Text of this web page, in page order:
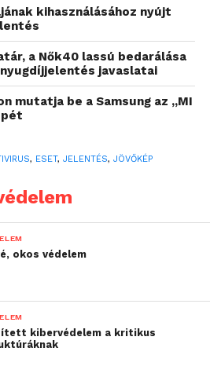
tanulságai szerint ez a
2018-ban is
úgy tűnik,
nagyvállalat
veszi
az
munkához
költségvetést
támogatást,
végző és
nyújtó
kihasználásához nyújt
a Nők40 lassú bedarálása
javaslatai
mutatja be a Samsung az „MI
, ESET, JELENTÉS, JÖVŐKÉP
okos védelem
kibervédelem a kritikus